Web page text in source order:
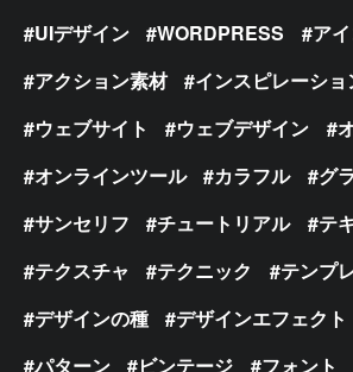
UIデザイン
WORDPRESS
ア
アクション素材
インスピレーショ
ウェブサイト
ウェブデザイン
オンラインツール
カラフル
グ
サンセリフ
チュートリアル
テ
テクスチャ
テクニック
テンプ
デザインの種
デザインエフェクト
パターン
ビンテージ
フォント